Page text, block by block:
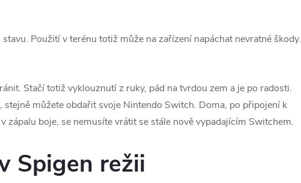
Použití v terénu totiž může na zařízení napáchat nevratné škody.
Stačí totiž vyklouznutí z ruky, pád na tvrdou zem a je po radosti.
můžete obdařit svoje Nintendo Switch. Doma, po připojení k
zápalu boje, se nemusíte vrátit se stále nově vypadajícím Switchem.
Spigen režii